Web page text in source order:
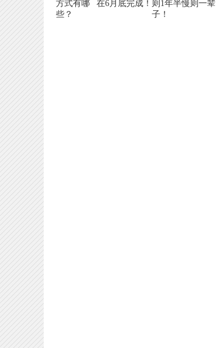
方式有哪
些？
在6月底完成！ 则1年半慢则一辈
子！